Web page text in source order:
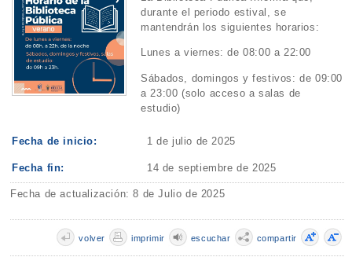
durante el periodo estival, se
mantendrán los siguientes horarios:
Lunes a viernes: de 08:00 a 22:00
Sábados, domingos y festivos: de 09:00
a 23:00 (solo acceso a salas de
estudio)
Fecha de inicio: 1 de julio de 2025
Fecha fin: 14 de septiembre de 2025
Fecha de actualización: 8 de Julio de 2025
compartir
escuchar
imprimir
volver